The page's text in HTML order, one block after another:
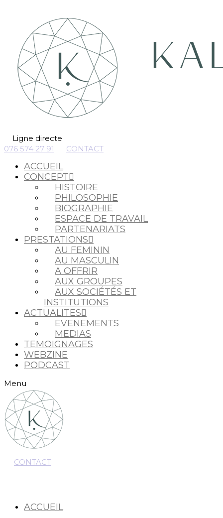
Ligne directe
076 574 27 91
CONTACT
ACCUEIL
CONCEPT
HISTOIRE
PHILOSOPHIE
BIOGRAPHIE
ESPACE DE TRAVAIL
PARTENARIATS
PRESTATIONS
AU FEMININ
AU MASCULIN
A OFFRIR
AUX GROUPES
AUX SOCIÉTÉS ET
INSTITUTIONS
ACTUALITES
EVENEMENTS
MEDIAS
TEMOIGNAGES
WEBZINE
PODCAST
Menu
CONTACT
ACCUEIL